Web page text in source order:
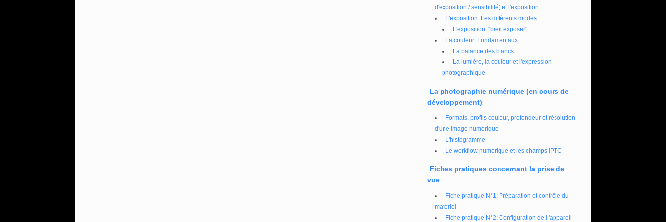
d'exposition / sensibilité) et l'exposition
L'exposition: Les différents modes
L'exposition: "bien exposer"
La couleur: Fondamentaux
La balance des blancs
La lumière, la couleur et l'expression
photographique
La photographie numérique (en cours de
développement)
Formats, profils couleur, profondeur et résolution
d'une image numérique
L'histogramme
Le workflow numérique et les champs IPTC
Fiches pratiques concernant la prise de
vue
Fiche pratique N°1: Préparation et contrôle du
matériel
Fiche pratique N°2: Configuration de l 'appareil